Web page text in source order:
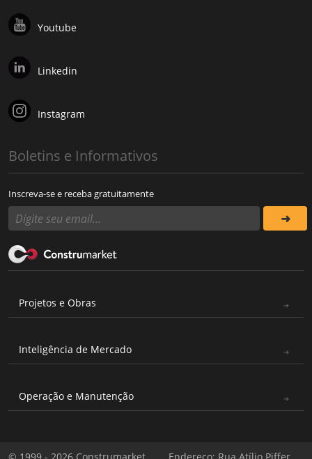
Youtube
Linkedin
Instagram
Boletins e Informativos
Inscreva-se e receba gratuitamente
Projetos e Obras
Inteligência de Mercado
Operação e Manutenção